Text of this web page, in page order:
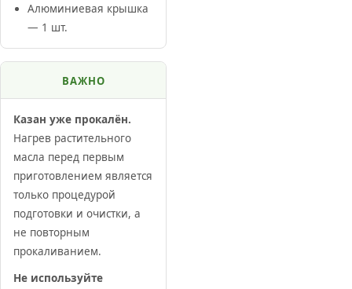
Алюминиевая крышка
— 1 шт.
ВАЖНО
Казан уже прокалён.
Нагрев растительного
масла перед первым
приготовлением является
только процедурой
подготовки и очистки, а
не повторным
прокаливанием.
Не используйте